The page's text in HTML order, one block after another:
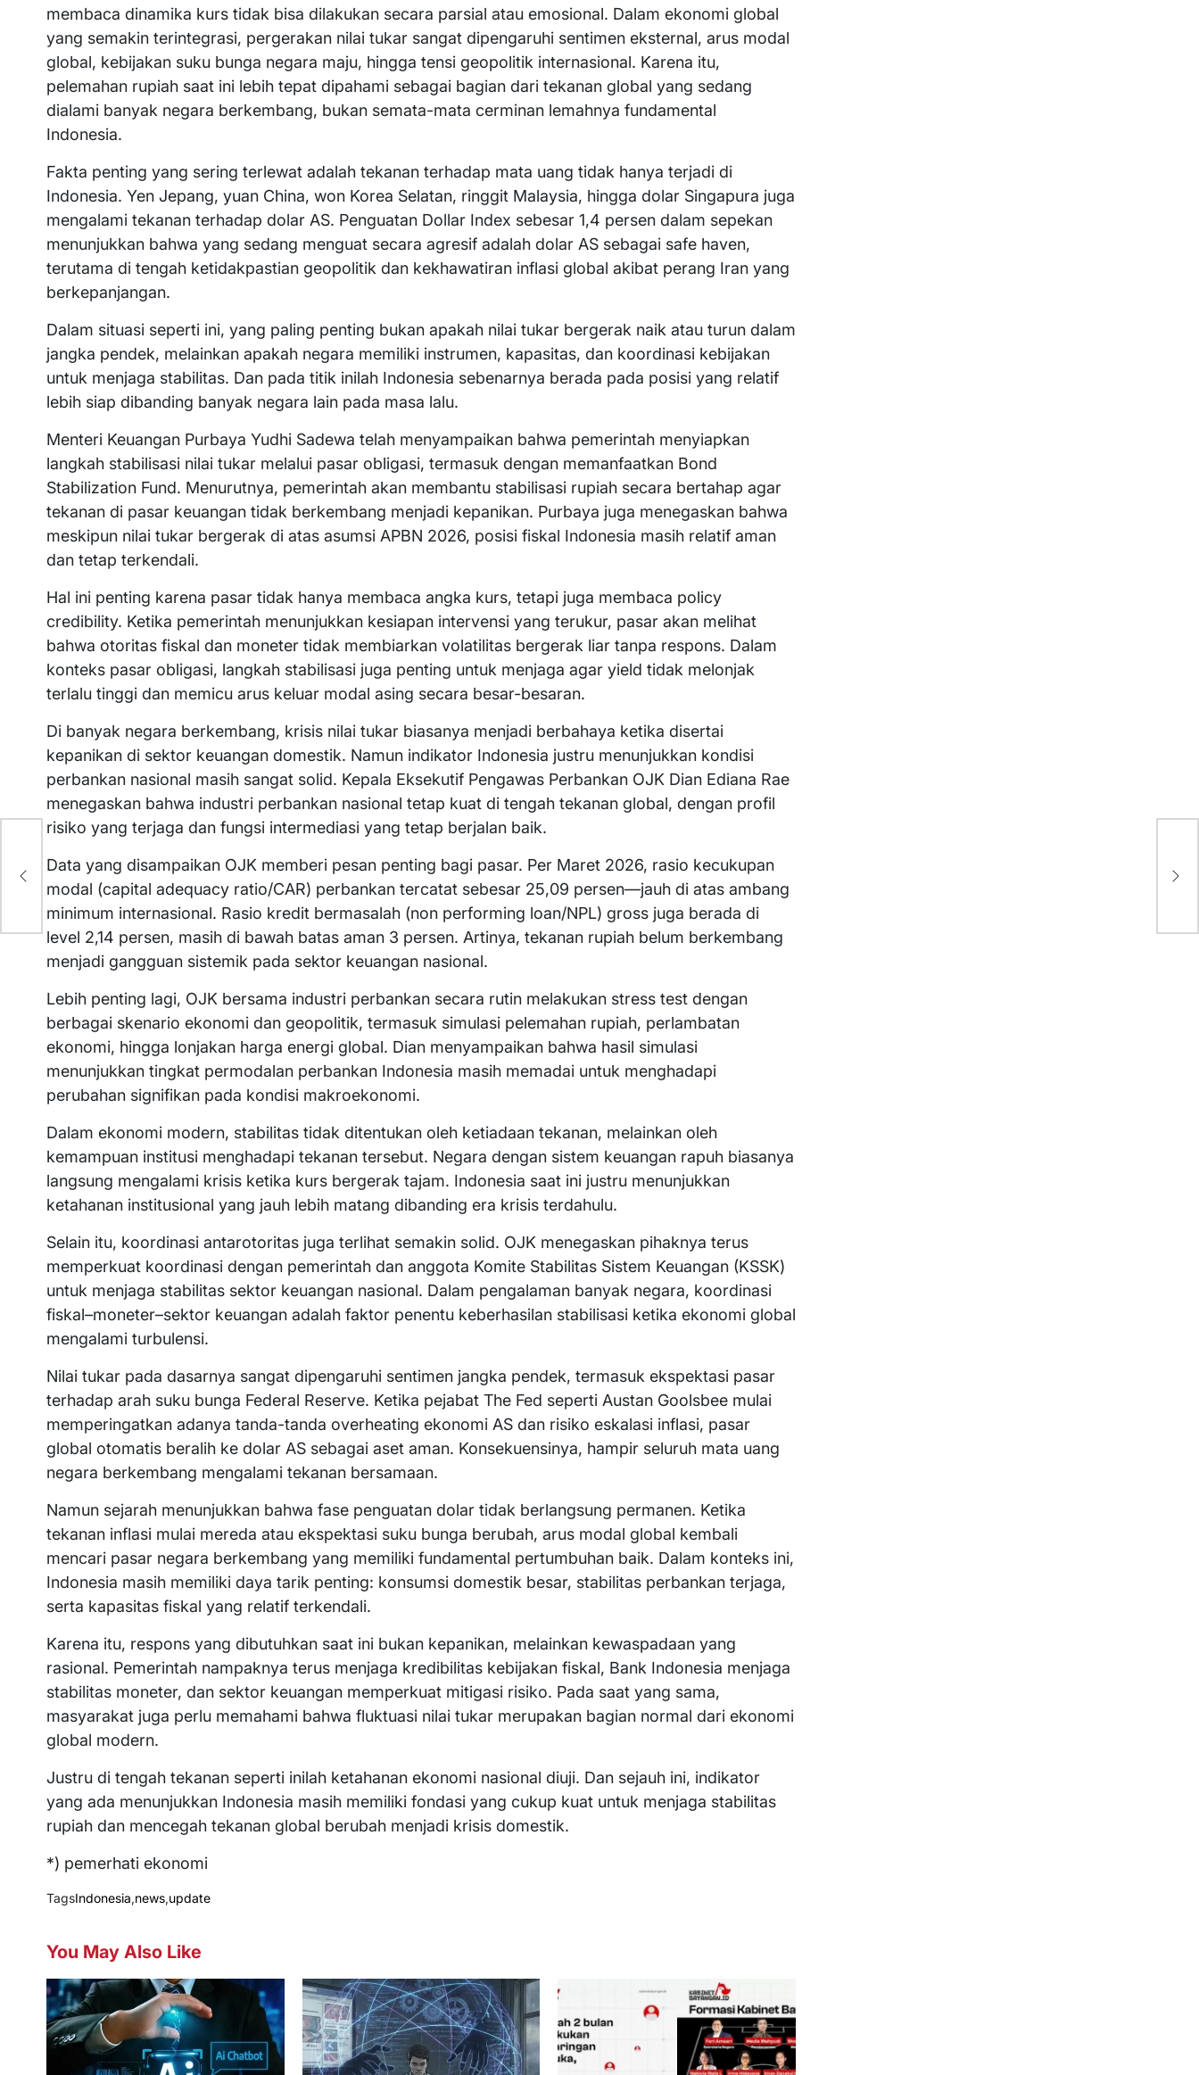
membaca dinamika kurs tidak bisa dilakukan secara parsial atau emosional. Dalam ekonomi global
yang semakin terintegrasi, pergerakan nilai tukar sangat dipengaruhi sentimen eksternal, arus modal
global, kebijakan suku bunga negara maju, hingga tensi geopolitik internasional. Karena itu,
pelemahan rupiah saat ini lebih tepat dipahami sebagai bagian dari tekanan global yang sedang
dialami banyak negara berkembang, bukan semata-mata cerminan lemahnya fundamental
Indonesia.
Fakta penting yang sering terlewat adalah tekanan terhadap mata uang tidak hanya terjadi di
Indonesia. Yen Jepang, yuan China, won Korea Selatan, ringgit Malaysia, hingga dolar Singapura juga
mengalami tekanan terhadap dolar AS. Penguatan Dollar Index sebesar 1,4 persen dalam sepekan
menunjukkan bahwa yang sedang menguat secara agresif adalah dolar AS sebagai safe haven,
terutama di tengah ketidakpastian geopolitik dan kekhawatiran inflasi global akibat perang Iran yang
berkepanjangan.
Dalam situasi seperti ini, yang paling penting bukan apakah nilai tukar bergerak naik atau turun dalam
jangka pendek, melainkan apakah negara memiliki instrumen, kapasitas, dan koordinasi kebijakan
untuk menjaga stabilitas. Dan pada titik inilah Indonesia sebenarnya berada pada posisi yang relatif
lebih siap dibanding banyak negara lain pada masa lalu.
Menteri Keuangan Purbaya Yudhi Sadewa telah menyampaikan bahwa pemerintah menyiapkan
langkah stabilisasi nilai tukar melalui pasar obligasi, termasuk dengan memanfaatkan Bond
Stabilization Fund. Menurutnya, pemerintah akan membantu stabilisasi rupiah secara bertahap agar
tekanan di pasar keuangan tidak berkembang menjadi kepanikan. Purbaya juga menegaskan bahwa
meskipun nilai tukar bergerak di atas asumsi APBN 2026, posisi fiskal Indonesia masih relatif aman
dan tetap terkendali.
Hal ini penting karena pasar tidak hanya membaca angka kurs, tetapi juga membaca policy
credibility. Ketika pemerintah menunjukkan kesiapan intervensi yang terukur, pasar akan melihat
bahwa otoritas fiskal dan moneter tidak membiarkan volatilitas bergerak liar tanpa respons. Dalam
konteks pasar obligasi, langkah stabilisasi juga penting untuk menjaga agar yield tidak melonjak
terlalu tinggi dan memicu arus keluar modal asing secara besar-besaran.
Di banyak negara berkembang, krisis nilai tukar biasanya menjadi berbahaya ketika disertai
kepanikan di sektor keuangan domestik. Namun indikator Indonesia justru menunjukkan kondisi
perbankan nasional masih sangat solid. Kepala Eksekutif Pengawas Perbankan OJK Dian Ediana Rae
menegaskan bahwa industri perbankan nasional tetap kuat di tengah tekanan global, dengan profil
risiko yang terjaga dan fungsi intermediasi yang tetap berjalan baik.
Data yang disampaikan OJK memberi pesan penting bagi pasar. Per Maret 2026, rasio kecukupan
modal (capital adequacy ratio/CAR) perbankan tercatat sebesar 25,09 persen—jauh di atas ambang
minimum internasional. Rasio kredit bermasalah (non performing loan/NPL) gross juga berada di
level 2,14 persen, masih di bawah batas aman 3 persen. Artinya, tekanan rupiah belum berkembang
menjadi gangguan sistemik pada sektor keuangan nasional.
Lebih penting lagi, OJK bersama industri perbankan secara rutin melakukan stress test dengan
berbagai skenario ekonomi dan geopolitik, termasuk simulasi pelemahan rupiah, perlambatan
ekonomi, hingga lonjakan harga energi global. Dian menyampaikan bahwa hasil simulasi
menunjukkan tingkat permodalan perbankan Indonesia masih memadai untuk menghadapi
perubahan signifikan pada kondisi makroekonomi.
Dalam ekonomi modern, stabilitas tidak ditentukan oleh ketiadaan tekanan, melainkan oleh
kemampuan institusi menghadapi tekanan tersebut. Negara dengan sistem keuangan rapuh biasanya
langsung mengalami krisis ketika kurs bergerak tajam. Indonesia saat ini justru menunjukkan
ketahanan institusional yang jauh lebih matang dibanding era krisis terdahulu.
Selain itu, koordinasi antarotoritas juga terlihat semakin solid. OJK menegaskan pihaknya terus
memperkuat koordinasi dengan pemerintah dan anggota Komite Stabilitas Sistem Keuangan (KSSK)
untuk menjaga stabilitas sektor keuangan nasional. Dalam pengalaman banyak negara, koordinasi
fiskal–moneter–sektor keuangan adalah faktor penentu keberhasilan stabilisasi ketika ekonomi global
mengalami turbulensi.
Nilai tukar pada dasarnya sangat dipengaruhi sentimen jangka pendek, termasuk ekspektasi pasar
terhadap arah suku bunga Federal Reserve. Ketika pejabat The Fed seperti Austan Goolsbee mulai
memperingatkan adanya tanda-tanda overheating ekonomi AS dan risiko eskalasi inflasi, pasar
global otomatis beralih ke dolar AS sebagai aset aman. Konsekuensinya, hampir seluruh mata uang
negara berkembang mengalami tekanan bersamaan.
Namun sejarah menunjukkan bahwa fase penguatan dolar tidak berlangsung permanen. Ketika
tekanan inflasi mulai mereda atau ekspektasi suku bunga berubah, arus modal global kembali
mencari pasar negara berkembang yang memiliki fundamental pertumbuhan baik. Dalam konteks ini,
Indonesia masih memiliki daya tarik penting: konsumsi domestik besar, stabilitas perbankan terjaga,
serta kapasitas fiskal yang relatif terkendali.
Karena itu, respons yang dibutuhkan saat ini bukan kepanikan, melainkan kewaspadaan yang
rasional. Pemerintah nampaknya terus menjaga kredibilitas kebijakan fiskal, Bank Indonesia menjaga
stabilitas moneter, dan sektor keuangan memperkuat mitigasi risiko. Pada saat yang sama,
masyarakat juga perlu memahami bahwa fluktuasi nilai tukar merupakan bagian normal dari ekonomi
global modern.
Justru di tengah tekanan seperti inilah ketahanan ekonomi nasional diuji. Dan sejauh ini, indikator
yang ada menunjukkan Indonesia masih memiliki fondasi yang cukup kuat untuk menjaga stabilitas
rupiah dan mencegah tekanan global berubah menjadi krisis domestik.
*) pemerhati ekonomi
TagsIndonesia,news,update
You May Also Like